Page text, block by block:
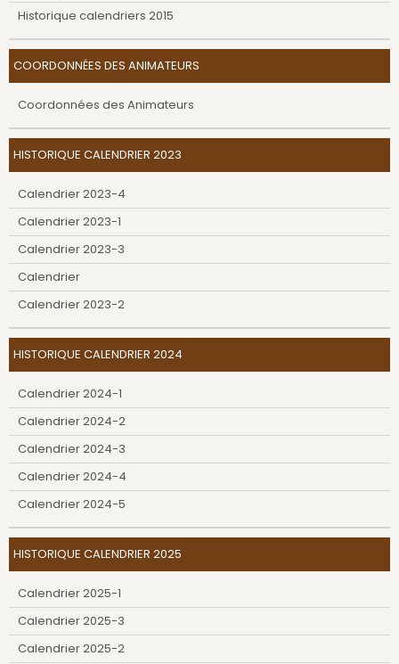
Historique calendriers 2015
COORDONNÉES DES ANIMATEURS
Coordonnées des Animateurs
HISTORIQUE CALENDRIER 2023
Calendrier 2023-4
Calendrier 2023-1
Calendrier 2023-3
Calendrier
Calendrier 2023-2
HISTORIQUE CALENDRIER 2024
Calendrier 2024-1
Calendrier 2024-2
Calendrier 2024-3
Calendrier 2024-4
Calendrier 2024-5
HISTORIQUE CALENDRIER 2025
Calendrier 2025-1
Calendrier 2025-3
Calendrier 2025-2